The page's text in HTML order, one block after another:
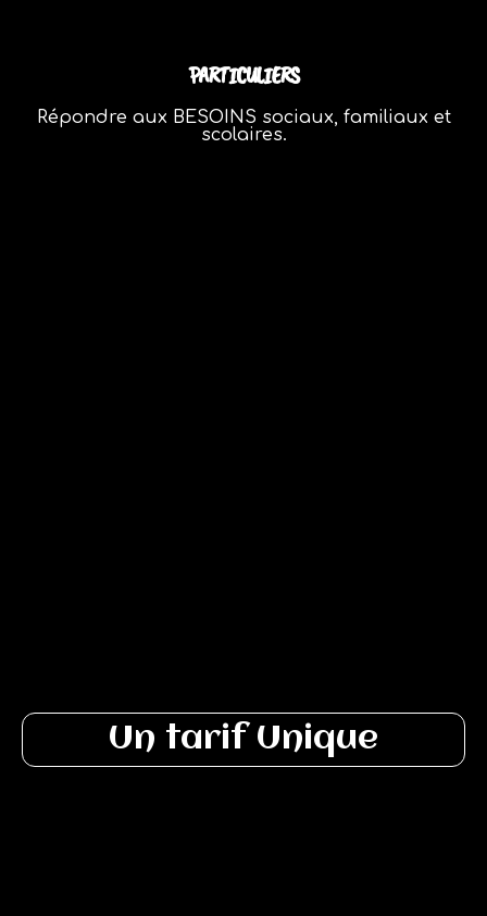
PARTICULIERS
Répondre aux BESOINS sociaux, familiaux et
scolaires.
Un tarif Unique